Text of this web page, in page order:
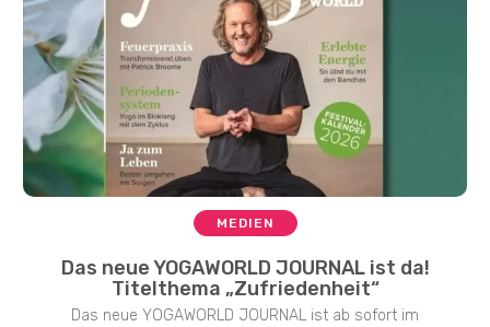
MEDIEN
Das neue YOGAWORLD JOURNAL ist da!
Titelthema „Zufriedenheit“
Das neue YOGAWORLD JOURNAL ist ab sofort im